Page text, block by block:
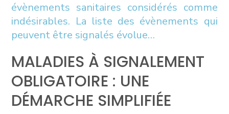
évènements sanitaires considérés comme
indésirables. La liste des évènements qui
peuvent être signalés évolue…
MALADIES À SIGNALEMENT
OBLIGATOIRE : UNE
DÉMARCHE SIMPLIFIÉE